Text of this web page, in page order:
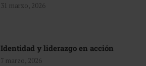
31 marzo, 2026
Identidad y liderazgo en acción
7 marzo, 2026